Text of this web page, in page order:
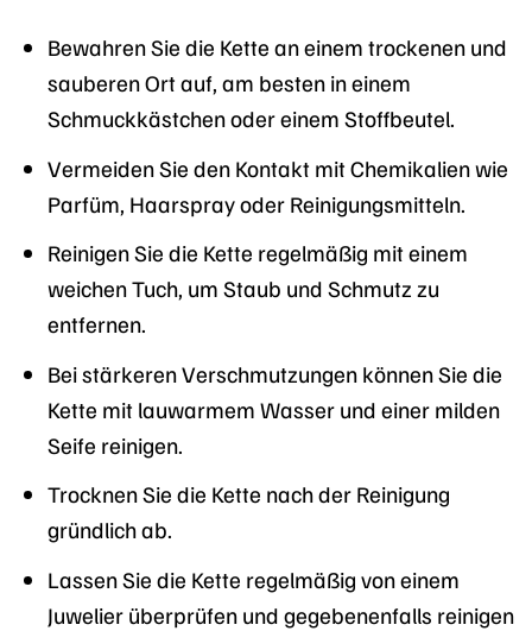
Bewahren Sie die Kette an einem trockenen und
sauberen Ort auf, am besten in einem
Schmuckkästchen oder einem Stoffbeutel.
Vermeiden Sie den Kontakt mit Chemikalien wie
Parfüm, Haarspray oder Reinigungsmitteln.
Reinigen Sie die Kette regelmäßig mit einem
weichen Tuch, um Staub und Schmutz zu
entfernen.
Bei stärkeren Verschmutzungen können Sie die
Kette mit lauwarmem Wasser und einer milden
Seife reinigen.
Trocknen Sie die Kette nach der Reinigung
gründlich ab.
Lassen Sie die Kette regelmäßig von einem
Juwelier überprüfen und gegebenenfalls reinigen